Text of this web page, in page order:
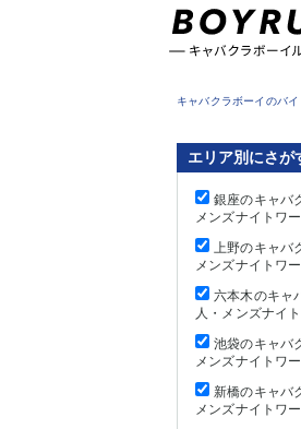
キャバクラボーイのバ
エリア別にさが
銀座のキャバ
メンズナイトワ
上野のキャバ
メンズナイトワ
六本木のキャ
人・メンズナイ
池袋のキャバ
メンズナイトワ
新橋のキャバ
メンズナイトワ